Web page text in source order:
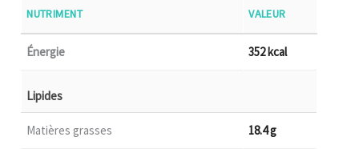
NUTRIMENT VALEUR
Énergie 352 kcal
Lipides
Matières grasses 18.4 g